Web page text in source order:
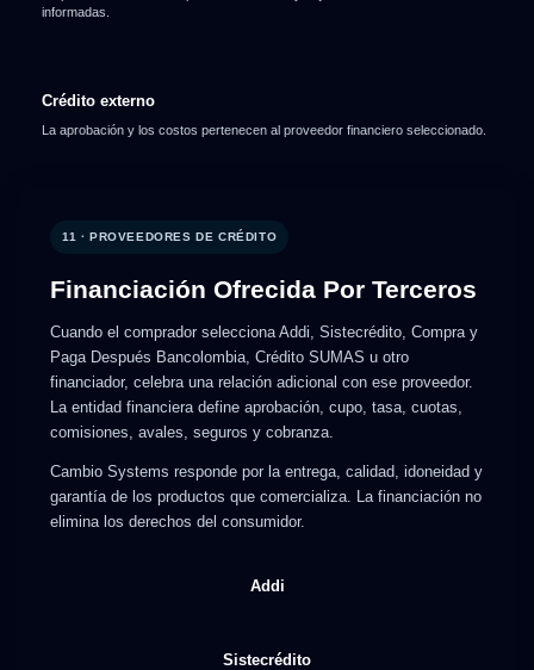
informadas.
Crédito externo
La aprobación y los costos pertenecen al proveedor financiero seleccionado.
11 · PROVEEDORES DE CRÉDITO
Financiación Ofrecida Por Terceros
Cuando el comprador selecciona Addi, Sistecrédito, Compra y
Paga Después Bancolombia, Crédito SUMAS u otro
financiador, celebra una relación adicional con ese proveedor.
La entidad financiera define aprobación, cupo, tasa, cuotas,
comisiones, avales, seguros y cobranza.
Cambio Systems responde por la entrega, calidad, idoneidad y
garantía de los productos que comercializa. La financiación no
elimina los derechos del consumidor.
Addi
Sistecrédito